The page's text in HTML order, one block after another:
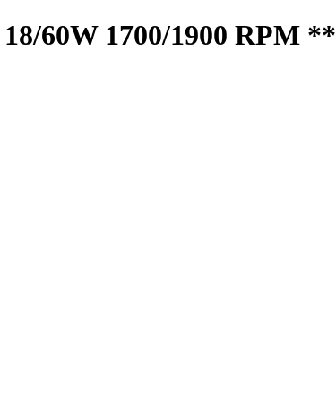
60W 1700/1900 RPM **